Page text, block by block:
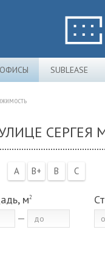
ОФИСЫ SUBLEASE
СЕРГЕЯ
A B+ B C
м2